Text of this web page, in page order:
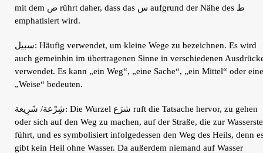
mit dem ص rührt daher, dass das س aufgrund der Nähe des ط
emphatisiert wird.
سبيل: Häufig verwendet, um kleine Wege zu bezeichnen. Es wird
auch gemeinhin im übertragenen Sinne in verschiedenen
verwendet. Es kann „ein Weg“, „eine Sache“, „ein Mittel“ oder eine
„Weise“ bedeuten.
شِرْعة/ شَرِيعة: Die Wurzel شرَع ruft die Tatsache hervor, zu gehen
oder sich auf den Weg zu machen, auf der Straße, die zur
führt, und es symbolisiert infolgedessen den Weg des Heils, denn
gibt kein Heil ohne Wasser. Da außerdem niemand auf Wasser